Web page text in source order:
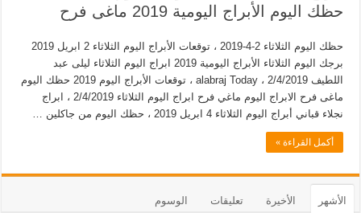
حظك اليوم الأبراج اليومية 2019 ماغى فرح
حظك اليوم الثلاثاء 2-4-2019 ، توقعات الأبراج اليوم الثلاثاء 2 ابريل 2019
برجك اليوم الثلاثاء الأبراج اليومية 2019 ابراج اليوم الثلاثاء ليلى عبد
اللطيف 2/4/2019 ، alabraj Today ، توقعات الأبراج اليوم 2019 حظك اليوم
ماغى فرح الابراج اليوم ماغي فرح ابراج اليوم الثلاثاء 2/4/2019 ، ابراج
نجلاء قباني أبراج اليوم الثلاثاء 4 ابريل 2019 ، حظك اليوم من جاكلين …
أكمل القراءة »
الأشهر الأخيرة تعليقات الوسوم